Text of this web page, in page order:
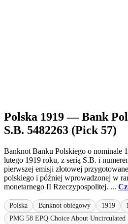
Polska 1919 — Bank
S.B. 5482263 (Pick 57)
Banknot Banku Polskiego o nominale
lutego 1919 roku, z serią S.B. i
pierwszej emisji złotowej
polskiego i później wprowadzonej w
monetarnego II Rzeczypospolitej. ...
Polska Banknot obiegowy 1919
PMG 58 EPQ Choice About Uncirculated